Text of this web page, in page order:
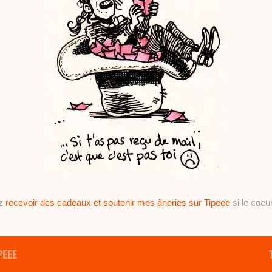
recevoir des cadeaux et soutenir mes âneries sur Tipeeesi le